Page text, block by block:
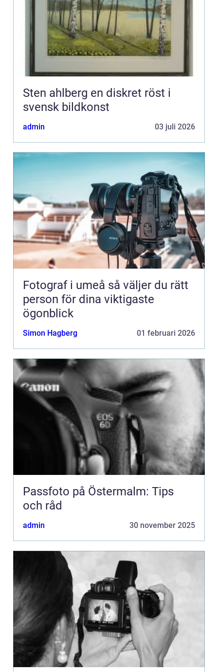
Sten ahlberg en diskret röst i
svensk bildkonst
admin 03 juli 2026
Fotograf i umeå så väljer du rätt
person för dina viktigaste
ögonblick
Simon Hagberg 01 februari 2026
Passfoto på Östermalm: Tips
och råd
admin 30 november 2025